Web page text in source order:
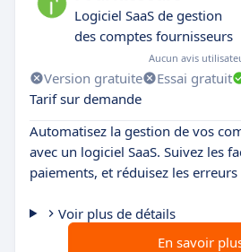
Logiciel SaaS de gestion
des comptes fournisseurs
Aucun avis
Version gratuite Essai gratuit
Tarif sur demande
Automatisez la gestion de vos
avec un logiciel SaaS. Suivez les
paiements, et réduisez les
Voir plus de détails
En savoir